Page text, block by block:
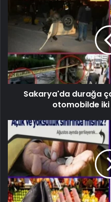
Sakarya'da durağa
otomobilde iki